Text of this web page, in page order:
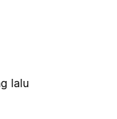
lalu